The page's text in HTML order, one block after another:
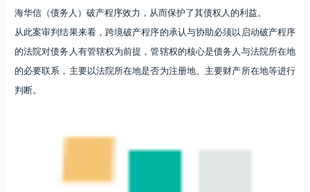
海华信（债务人）破产程序效力，从而保护了其债权人的利益。
从此案审判结果来看，跨境破产程序的承认与协助必须以启动破产程序
的法院对债务人有管辖权为前提，管辖权的核心是债务人与法院所在地
的必要联系，主要以法院所在地是否为注册地、主要财产所在地等进行
判断。